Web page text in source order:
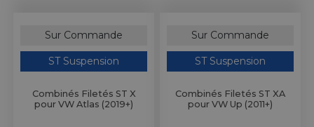
Sur Commande
ST Suspension
Combinés Filetés ST X
pour VW Atlas (2019+)
Sur Commande
ST Suspension
Combinés Filetés ST XA
pour VW Up (2011+)